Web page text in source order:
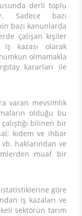
derli toplu
Sadece bazı
bazı kanunlarda
çalışan kişiler
kazası olarak
olmamakla
kararları ile
varan mevsimlik
olduğu bu
bilinen bir
kıdem ve ihbar
haklarından ve
muaf bir
istatistiklerine göre
iş kazaları ve
sektörün tarım